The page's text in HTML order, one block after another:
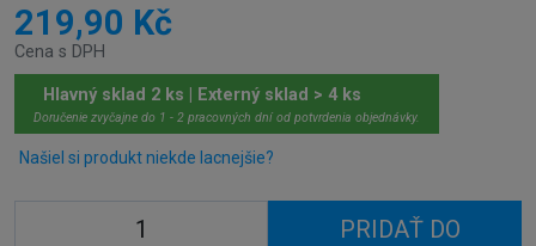
219,90 Kč
Cena s DPH
Hlavný sklad 2 ks | Externý sklad > 4 ks
Doručenie zvyčajne do 1 - 2 pracovných dní od potvrdenia objednávky.
Našiel si produkt niekde lacnejšie?
PRIDAŤ DO